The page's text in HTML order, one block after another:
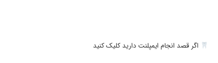
اگر قصد انجام ایمپلنت دارید کلیک کنید